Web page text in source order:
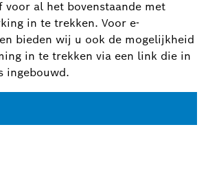
al het bovenstaande met
in te trekken. Voor e-
bieden wij u ook de mogelijkheid
in te trekken via een link die in
ingebouwd.